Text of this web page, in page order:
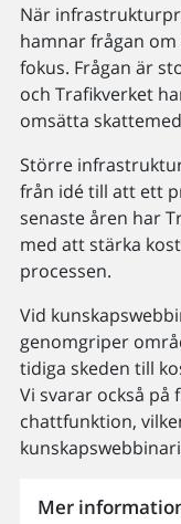
När
hamnar frågan
fokus. Frågan är
och Trafikverket
omsätta
Större
från idé till att ett
senaste åren har
med att stärka
processen.
Vid
genomgriper
tidiga skeden till
Vi svarar också på
chattfunktion,
Mer